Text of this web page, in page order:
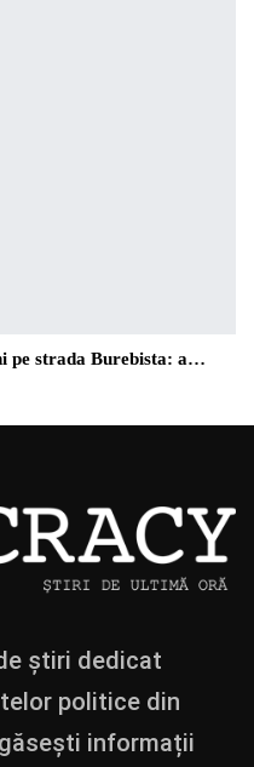
pe strada Burebista: a…
știri dedicat
politice din
informații